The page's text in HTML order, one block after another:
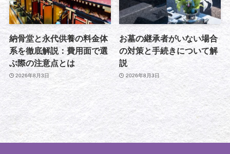
納骨堂と永代供養の料金体
系を徹底解説：費用面で選
ぶ際の注意点とは
2026年8月3日
お墓の継承者がいない場合
の対策と手続きについて解
説
2026年8月3日